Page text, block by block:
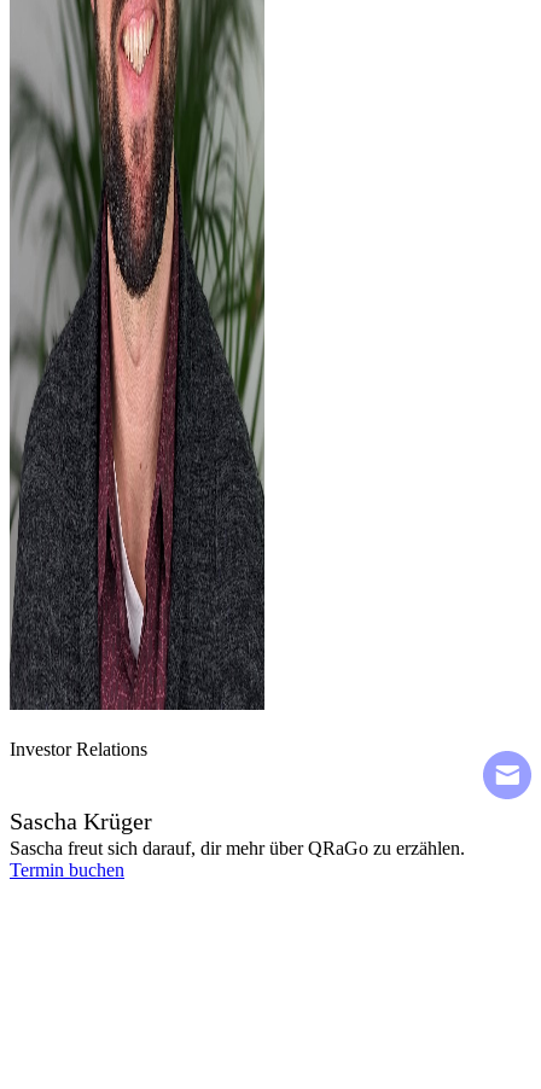
Investor Relations
Sascha Krüger
Sascha freut sich darauf, dir mehr über QRaGo zu erzählen.
Termin buchen